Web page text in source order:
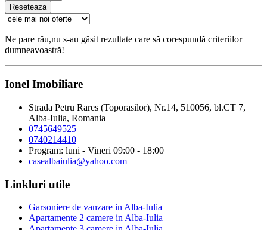
Reseteaza
Ne pare rău,nu s-au găsit rezultate care să corespundă criteriilor
dumneavoastră!
Ionel Imobiliare
Strada Petru Rares (Toporasilor), Nr.14, 510056, bl.CT 7,
Alba-Iulia, Romania
0745649525
0740214410
Program: luni - Vineri 09:00 - 18:00
casealbaiulia@yahoo.com
Linkluri utile
Garsoniere de vanzare in Alba-Iulia
Apartamente 2 camere in Alba-Iulia